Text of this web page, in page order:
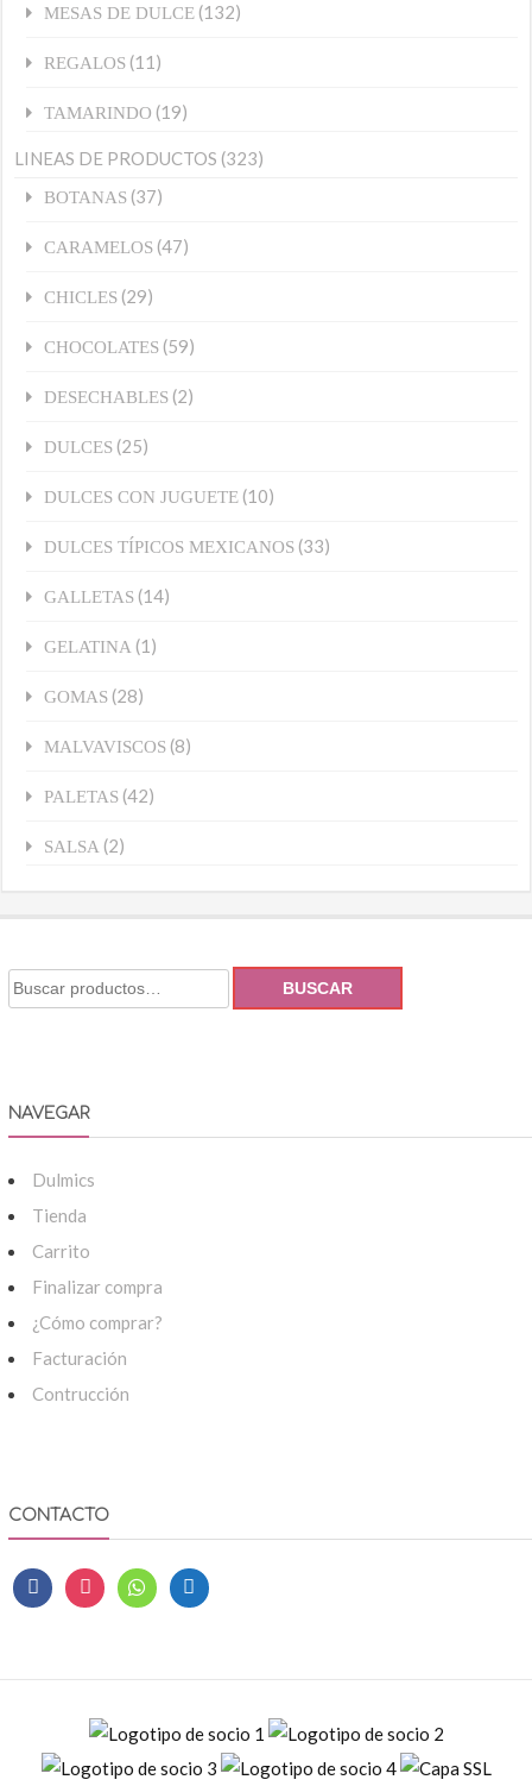
MESAS DE DULCE (132)
REGALOS (11)
TAMARINDO (19)
LINEAS DE PRODUCTOS (323)
BOTANAS (37)
CARAMELOS (47)
CHICLES (29)
CHOCOLATES (59)
DESECHABLES (2)
DULCES (25)
DULCES CON JUGUETE (10)
DULCES TÍPICOS MEXICANOS (33)
GALLETAS (14)
GELATINA (1)
GOMAS (28)
MALVAVISCOS (8)
PALETAS (42)
SALSA (2)
BUSCAR
NAVEGAR
Dulmics
Tienda
Carrito
Finalizar compra
¿Cómo comprar?
Facturación
Contrucción
CONTACTO